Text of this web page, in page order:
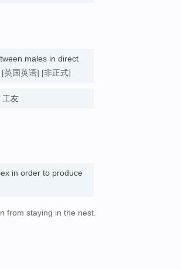
males in direct
[英国英语] [非正式]
工友
in order to produce
from staying in the nest.